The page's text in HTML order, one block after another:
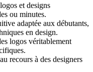
et designs
ou minutes.
adaptée aux débutants,
en design.
logos véritablement
recours à des designers